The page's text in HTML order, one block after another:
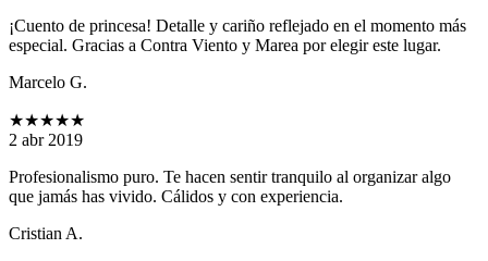
¡Cuento de princesa! Detalle y cariño reflejado en el momento más
especial. Gracias a Contra Viento y Marea por elegir este lugar.
Marcelo G.
★★★★★
2 abr 2019
Profesionalismo puro. Te hacen sentir tranquilo al organizar algo
que jamás has vivido. Cálidos y con experiencia.
Cristian A.